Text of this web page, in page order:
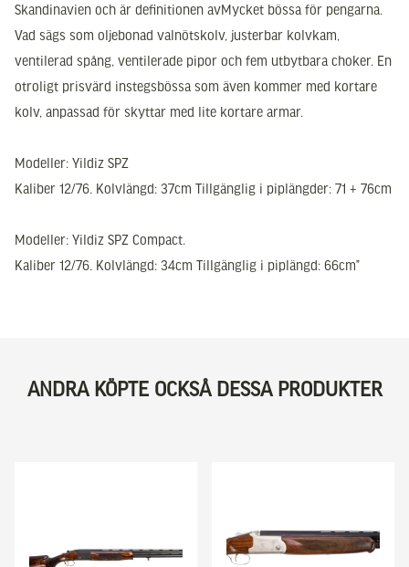
Skandinavien och är definitionen avMycket bössa för pengarna.
Vad sägs som oljebonad valnötskolv, justerbar kolvkam,
ventilerad spång, ventilerade pipor och fem utbytbara choker. En
otroligt prisvärd instegsbössa som även kommer med kortare
kolv, anpassad för skyttar med lite kortare armar.
Modeller: Yildiz SPZ
Kaliber 12/76. Kolvlängd: 37cm Tillgänglig i piplängder: 71 + 76cm
Modeller: Yildiz SPZ Compact.
Kaliber 12/76. Kolvlängd: 34cm Tillgänglig i piplängd: 66cm”
ANDRA KÖPTE OCKSÅ DESSA PRODUKTER